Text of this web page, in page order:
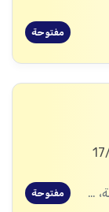
مفتوحة
تلدو، حمص, الحولة، حمص مفتوحة